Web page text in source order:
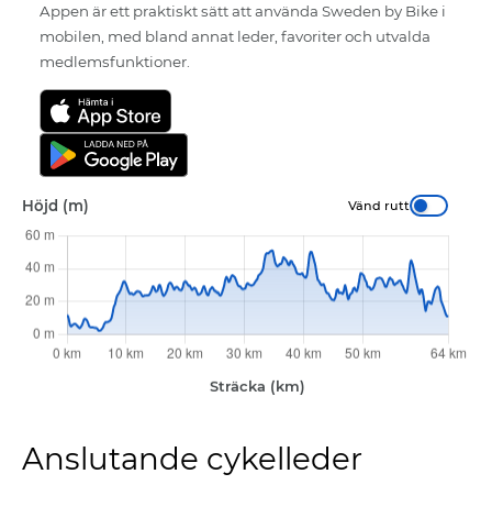
Appen är ett praktiskt sätt att använda Sweden by Bike i
mobilen, med bland annat leder, favoriter och utvalda
medlemsfunktioner.
Höjd (m) Vänd rutt
Anslutande cykelleder